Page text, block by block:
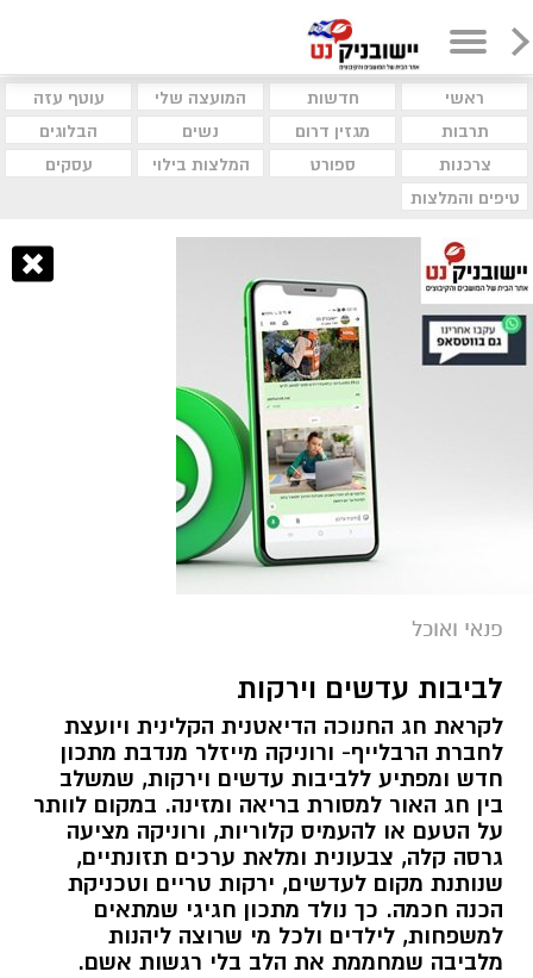
ראשי חדשות המועצה שלי
עוטף עזה
תרבות
מגזין דרום נשים
הבלוגים
צרכנות
ספורט המלצות בילוי
עסקים
טיפים והמלצות
פנאי ואוכל
לביבות עדשים וירקות
לקראת חג החנוכה הדיאטנית הקלינית ויועצת
לחברת הרבלייף- ורוניקה מייזלר מנדבת מתכון
חדש ומפתיע ללביבות עדשים וירקות, שמשלב
בין חג האור למסורת בריאה ומזינה. במקום לוותר
על הטעם או להעמיס קלוריות, ורוניקה מציעה
גרסה קלה, צבעונית ומלאת ערכים תזונתיים,
שנותנת מקום לעדשים, ירקות טריים וטכניקת
הכנה חכמה. כך נולד מתכון חגיגי שמתאים
למשפחות, לילדים ולכל מי שרוצה ליהנות
מלביבה שמחממת את הלב בלי רגשות אשם.